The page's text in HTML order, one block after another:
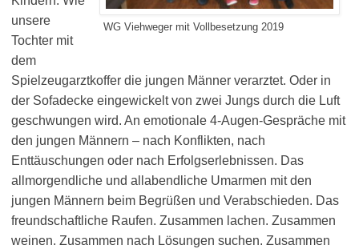
WG Viehweger mit Vollbesetzung 2019
unsere
Tochter mit
dem
Spielzeugarztkoffer die jungen Männer verarztet. Oder in
der Sofadecke eingewickelt von zwei Jungs durch die Luft
geschwungen wird. An emotionale 4-Augen-Gespräche mit
den jungen Männern – nach Konflikten, nach
Enttäuschungen oder nach Erfolgserlebnissen. Das
allmorgendliche und allabendliche Umarmen mit den
jungen Männern beim Begrüßen und Verabschieden. Das
freundschaftliche Raufen. Zusammen lachen. Zusammen
weinen. Zusammen nach Lösungen suchen. Zusammen